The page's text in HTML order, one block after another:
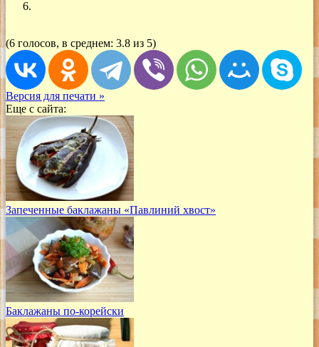
(6 голосов, в среднем: 3.8 из 5)
Версия для печати »
Еще с сайта:
Запеченные баклажаны «Павлиний хвост»
Баклажаны по-корейски